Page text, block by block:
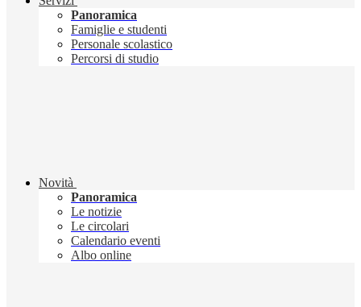
Panoramica
Famiglie e studenti
Personale scolastico
Percorsi di studio
Novità
Panoramica
Le notizie
Le circolari
Calendario eventi
Albo online